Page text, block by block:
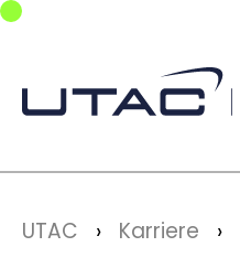
Skip to main navigation
Skip to main content
Skip to page footer
You are here:
UTAC Karriere